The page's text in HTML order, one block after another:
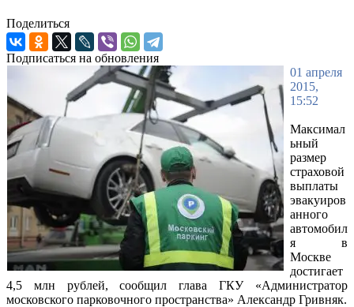
Поделиться
Подписаться на обновления
01 апреля
2015,
15:52
Максимал
ьный
размер
страховой
выплаты
эвакуиров
анного
автомобил
я в
Москве
достигает
4,5 млн рублей, сообщил глава ГКУ «Администратор
московского парковочного пространства» Александр Гривняк.